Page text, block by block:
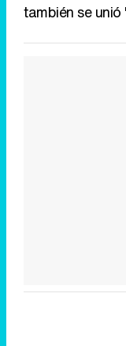
también se unió '